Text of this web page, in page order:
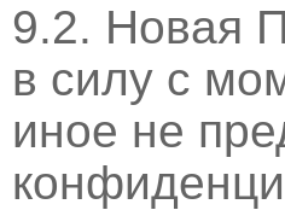
9.2. Новая
в силу с
иное не